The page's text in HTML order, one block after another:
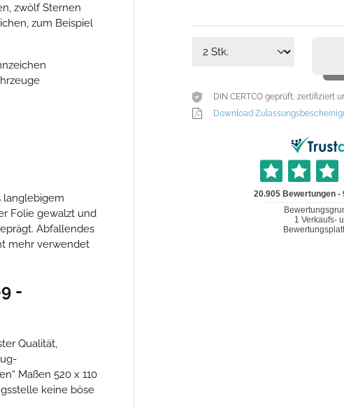
DIN CERTCO geprüft, zertifiziert
Download
zwölf Sternen
zum Beispiel
langlebigem
Folie gewalzt und
Abfallendes
mehr verwendet
-
Qualität,
Maßen 520 x 110
keine böse